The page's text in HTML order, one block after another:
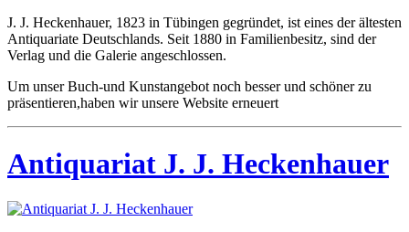
J. J. Heckenhauer, 1823 in Tübingen gegründet, ist eines der ältesten
Antiquariate Deutschlands. Seit 1880 in Familienbesitz, sind der
Verlag und die Galerie angeschlossen.
Um unser Buch-und Kunstangebot noch besser und schöner zu
präsentieren,haben wir unsere Website erneuert
Antiquariat J. J. Heckenhauer